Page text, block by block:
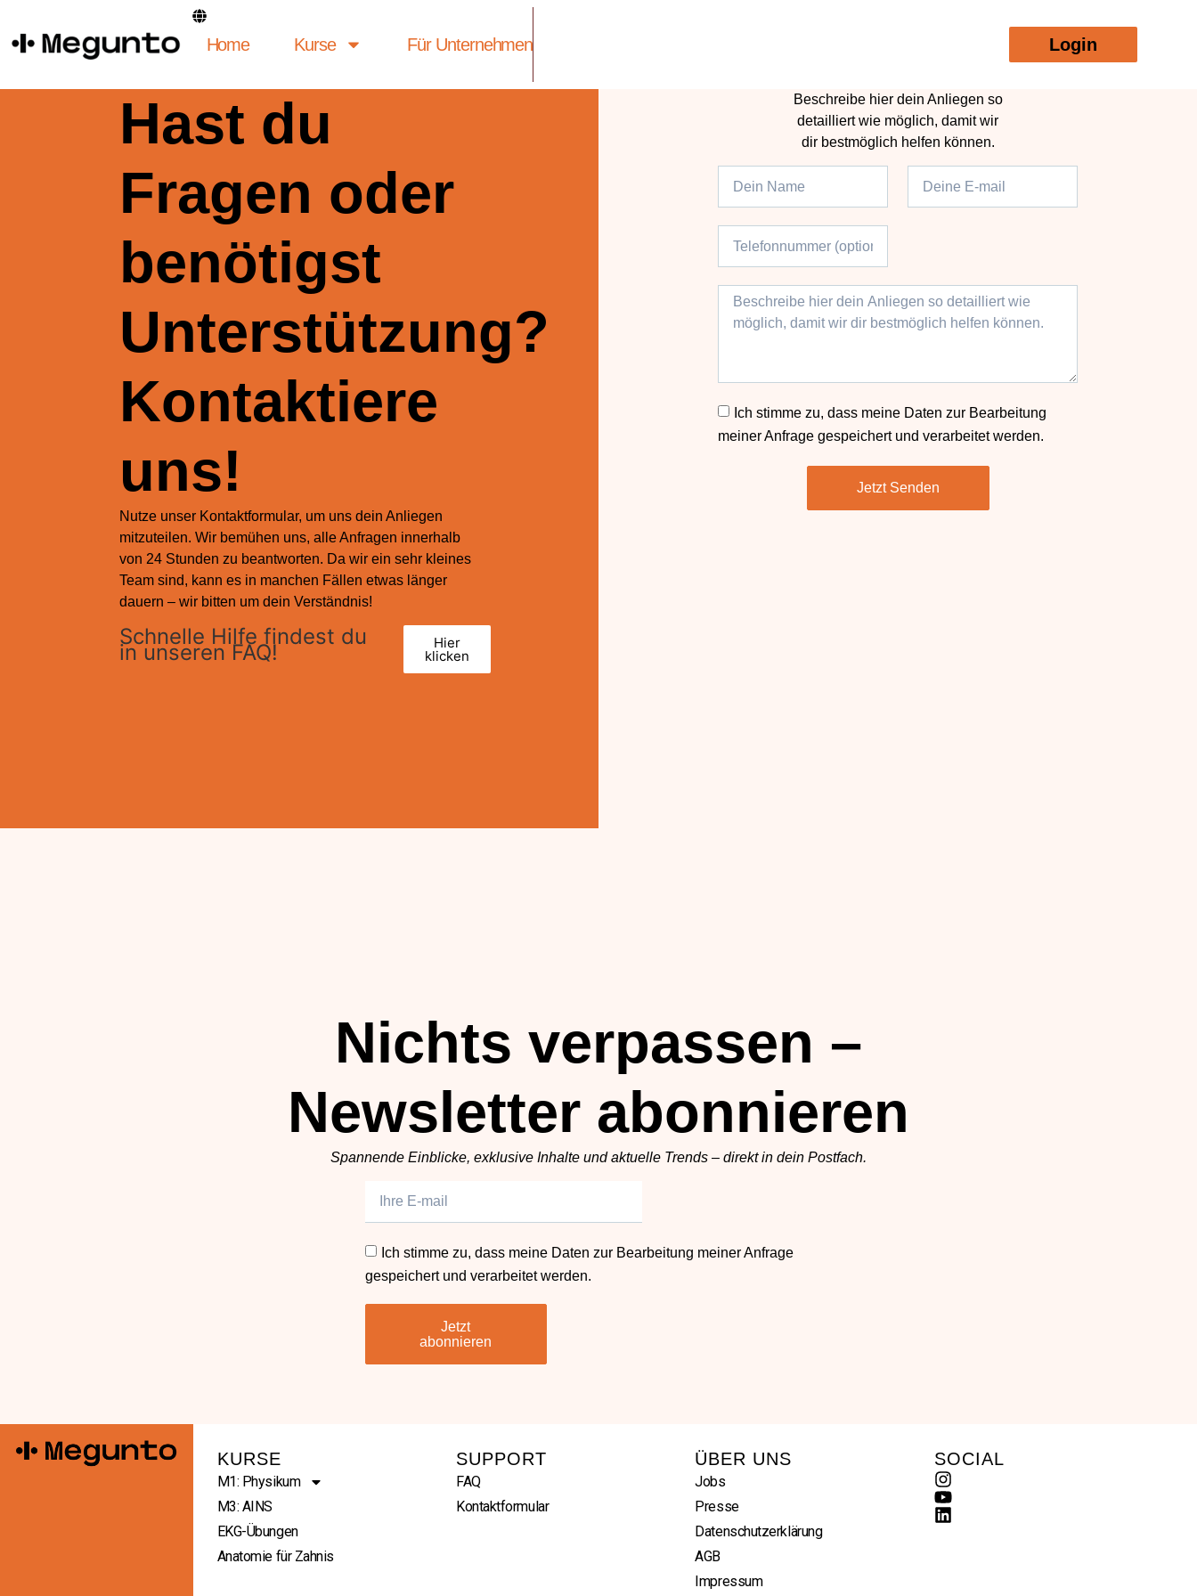
Home Kurse Für Unternehmen Login
Hast du
Fragen oder
benötigst
Unterstützung?
Kontaktiere
uns!
Nutze unser Kontaktformular, um uns dein Anliegen
mitzuteilen. Wir bemühen uns, alle Anfragen innerhalb
von 24 Stunden zu beantworten. Da wir ein sehr kleines
Team sind, kann es in manchen Fällen etwas länger
dauern – wir bitten um dein Verständnis!
Schnelle Hilfe findest du
in unseren FAQ! Hier
klicken
Beschreibe hier dein Anliegen so
detailliert wie möglich, damit wir
dir bestmöglich helfen können.
Ich stimme zu, dass meine Daten zur Bearbeitung
meiner Anfrage gespeichert und verarbeitet werden.
Jetzt Senden
Nichts verpassen –
Newsletter abonnieren
Spannende Einblicke, exklusive Inhalte und aktuelle Trends – direkt in dein Postfach.
Ich stimme zu, dass meine Daten zur Bearbeitung meiner Anfrage
gespeichert und verarbeitet werden.
Jetzt
abonnieren
KURSE
M1: Physikum
M3: AINS
EKG-Übungen
Anatomie für Zahnis
SUPPORT
FAQ
Kontaktformular
ÜBER UNS
Jobs
Presse
Datenschutzerklärung
AGB
Impressum
SOCIAL